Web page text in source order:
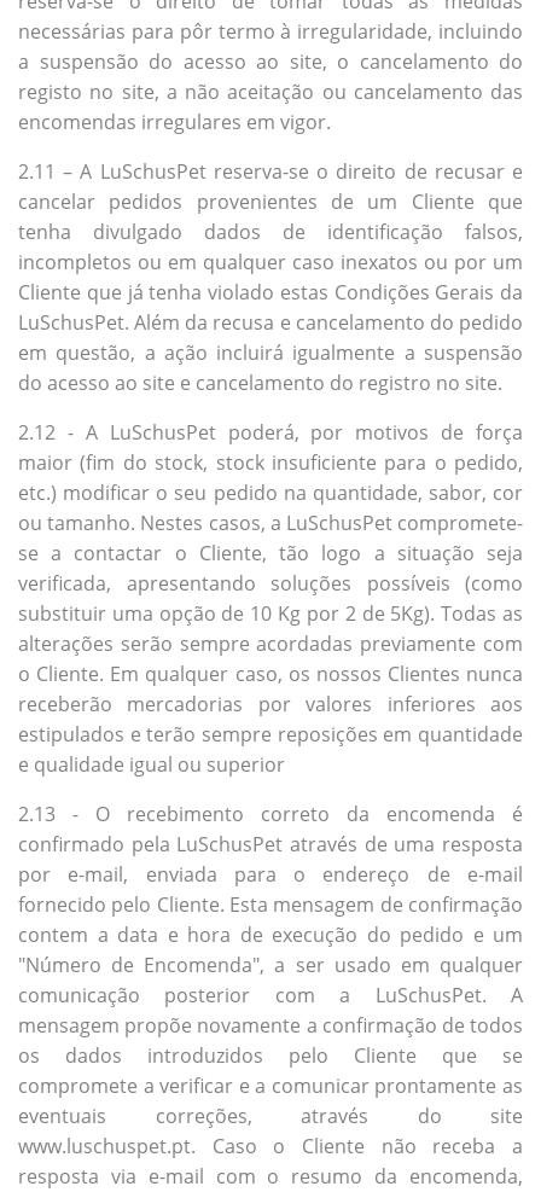
necessárias para pôr termo à irregularidade, incluindo
a suspensão do acesso ao site, o cancelamento do
registo no site, a não aceitação ou cancelamento das
encomendas irregulares em vigor.
2.11 – A LuSchusPet reserva-se o direito de recusar e
cancelar pedidos provenientes de um Cliente que
tenha divulgado dados de identificação falsos,
incompletos ou em qualquer caso inexatos ou por um
Cliente que já tenha violado estas Condições Gerais da
LuSchusPet. Além da recusa e cancelamento do pedido
em questão, a ação incluirá igualmente a suspensão
do acesso ao site e cancelamento do registro no site.
2.12 - A LuSchusPet poderá, por motivos de força
maior (fim do stock, stock insuficiente para o pedido,
etc.) modificar o seu pedido na quantidade, sabor, cor
ou tamanho. Nestes casos, a LuSchusPet compromete-
se a contactar o Cliente, tão logo a situação seja
verificada, apresentando soluções possíveis (como
substituir uma opção de 10 Kg por 2 de 5Kg). Todas as
alterações serão sempre acordadas previamente com
o Cliente. Em qualquer caso, os nossos Clientes nunca
receberão mercadorias por valores inferiores aos
estipulados e terão sempre reposições em quantidade
e qualidade igual ou superior
2.13 - O recebimento correto da encomenda é
confirmado pela LuSchusPet através de uma resposta
por e-mail, enviada para o endereço de e-mail
fornecido pelo Cliente. Esta mensagem de confirmação
contem a data e hora de execução do pedido e um
"Número de Encomenda", a ser usado em qualquer
comunicação posterior com a LuSchusPet. A
mensagem propõe novamente a confirmação de todos
os dados introduzidos pelo Cliente que se
compromete a verificar e a comunicar prontamente as
eventuais correções, através do site
www.luschuspet.pt. Caso o Cliente não receba a
resposta via e-mail com o resumo da encomenda,